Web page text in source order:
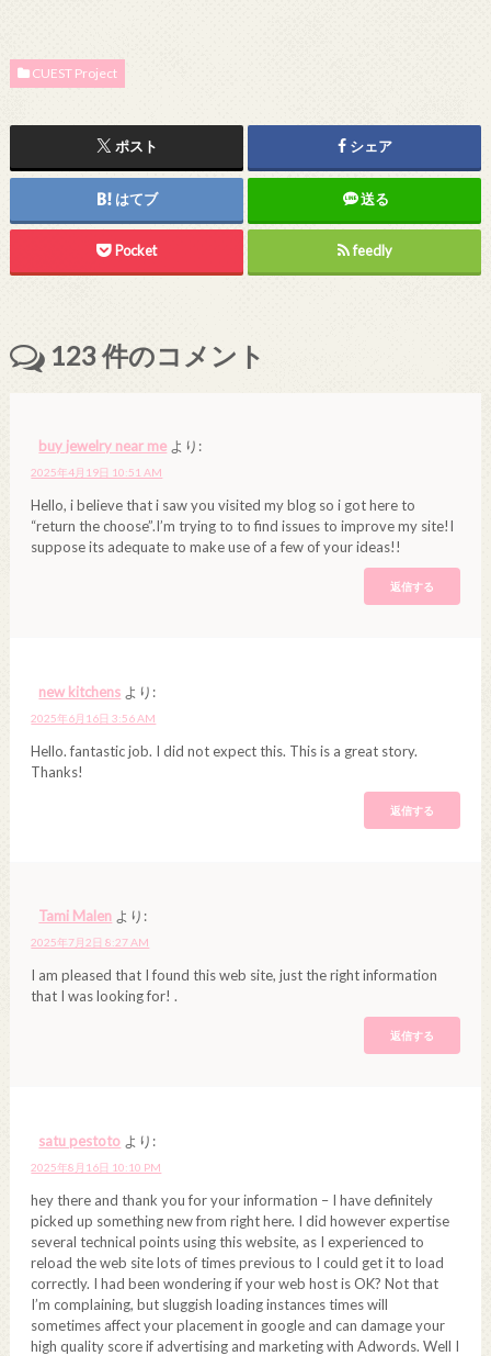
CUEST Project
ポスト シェア
はてブ 送る
Pocket feedly
123件のコメント
buy jewelry near me より:
2025年4月19日 10:51 AM
Hello, i believe that i saw you visited my blog so i got here to
“return the choose”.I’m trying to to find issues to improve my site!I
suppose its adequate to make use of a few of your ideas!!
返信する
new kitchens より:
2025年6月16日 3:56 AM
Hello. fantastic job. I did not expect this. This is a great story.
Thanks!
返信する
Tami Malen より:
2025年7月2日 8:27 AM
I am pleased that I found this web site, just the right information
that I was looking for! .
返信する
satu pestoto より:
2025年8月16日 10:10 PM
hey there and thank you for your information – I have definitely
picked up something new from right here. I did however expertise
several technical points using this website, as I experienced to
reload the web site lots of times previous to I could get it to load
correctly. I had been wondering if your web host is OK? Not that
I’m complaining, but sluggish loading instances times will
sometimes affect your placement in google and can damage your
high quality score if advertising and marketing with Adwords. Well I